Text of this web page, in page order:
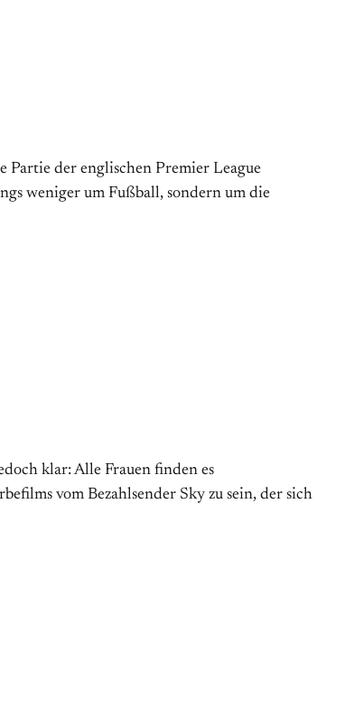
Partie der englischen Premier League
weniger um Fußball, sondern um die
klar: Alle Frauen finden es
vom Bezahlsender Sky zu sein, der sich